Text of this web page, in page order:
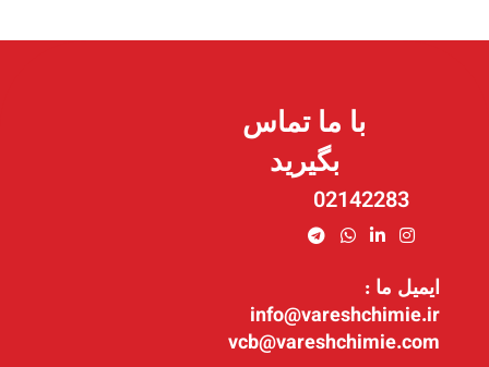
با ما تماس
بگیرید
02142283
ایمیل ما :
info@vareshchimie.ir
vcb@vareshchimie.com